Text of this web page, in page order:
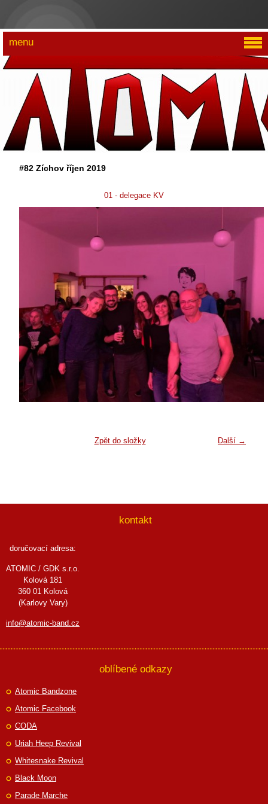
#82 Zíchov říjen 2019
01 - delegace KV
Další →
Zpět do složky
menu
kontakt
doručovací adresa:
ATOMIC / GDK s.r.o.
Kolová 181
360 01 Kolová
(Karlovy Vary)
info@atomic-band.cz
oblíbené odkazy
Atomic Bandzone
Atomic Facebook
CODA
Uriah Heep Revival
Whitesnake Revival
Black Moon
Parade Marche